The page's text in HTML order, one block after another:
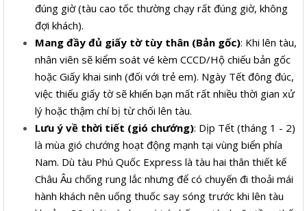
đúng giờ (tàu cao tốc thường chạy rất đúng giờ, không
đợi khách).
Mang đầy đủ giấy tờ tùy thân (Bản gốc): Khi lên tàu,
nhân viên sẽ kiểm soát vé kèm CCCD/Hộ chiếu bản gốc
hoặc Giấy khai sinh (đối với trẻ em). Ngày Tết đông đúc,
việc thiếu giấy tờ sẽ khiến bạn mất rất nhiều thời gian xử
lý hoặc thậm chí bị từ chối lên tàu.
Lưu ý về thời tiết (gió chướng): Dịp Tết (tháng 1 - 2)
là mùa gió chướng hoạt động mạnh tại vùng biển phía
Nam. Dù tàu Phú Quốc Express là tàu hai thân thiết kế
Châu Âu chống rung lắc nhưng để có chuyến đi thoải mái
hành khách nên uống thuốc say sóng trước khi lên tàu